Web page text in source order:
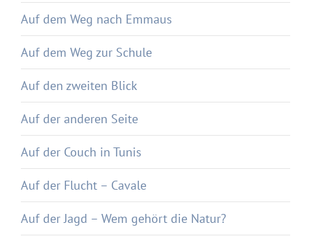
Auf dem Weg nach Emmaus
Auf dem Weg zur Schule
Auf den zweiten Blick
Auf der anderen Seite
Auf der Couch in Tunis
Auf der Flucht – Cavale
Auf der Jagd – Wem gehört die Natur?